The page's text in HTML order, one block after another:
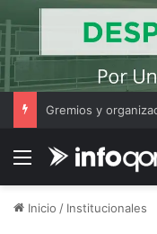
Menú
Inicio / Institucionales